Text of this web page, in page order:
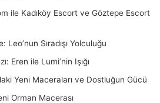
ile Kadıköy Escort ve Göztepe Escort
Sıradışı Yolculuğu
Eren ile Lumi’nin Işığı
Yeni Maceraları ve Dostluğun Gücü
Orman Macerası